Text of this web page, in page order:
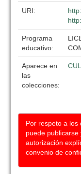
URI:
Programa
educativo:
Aparece en
las
colecciones:
Por respeto a los
puede
autorización
convenio de